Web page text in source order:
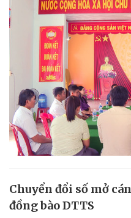
Chuyển đổi số mở
đồng bào DTTS